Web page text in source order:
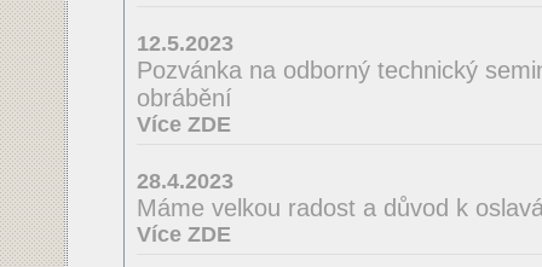
12.5.2023
Pozvánka na odborný technický
obrábění
Více ZDE
28.4.2023
Máme velkou radost a důvod k
Více ZDE